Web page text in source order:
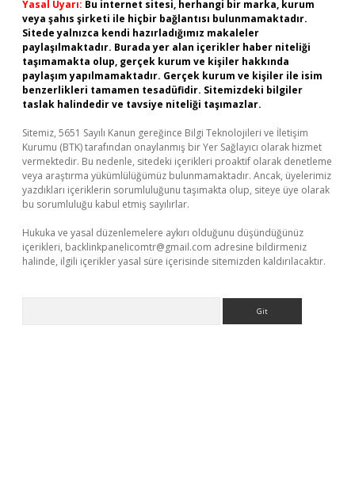
Yasal Uyarı: Bu internet sitesi, herhangi bir marka, kurum
veya şahıs şirketi ile hiçbir bağlantısı bulunmamaktadır.
Sitede yalnızca kendi hazırladığımız makaleler
paylaşılmaktadır. Burada yer alan içerikler haber niteliği
taşımamakta olup, gerçek kurum ve kişiler hakkında
paylaşım yapılmamaktadır. Gerçek kurum ve kişiler ile isim
benzerlikleri tamamen tesadüfidir. Sitemizdeki bilgiler
taslak halindedir ve tavsiye niteliği taşımazlar.
Sitemiz, 5651 Sayılı Kanun gereğince Bilgi Teknolojileri ve İletişim
Kurumu (BTK) tarafından onaylanmış bir Yer Sağlayıcı olarak hizmet
vermektedir. Bu nedenle, sitedeki içerikleri proaktif olarak denetleme
veya araştırma yükümlülüğümüz bulunmamaktadır. Ancak, üyelerimiz
yazdıkları içeriklerin sorumluluğunu taşımakta olup, siteye üye olarak
bu sorumluluğu kabul etmiş sayılırlar.
Hukuka ve yasal düzenlemelere aykırı olduğunu düşündüğünüz
içerikleri, backlinkpanelicomtr@gmail.com adresine bildirmeniz
halinde, ilgili içerikler yasal süre içerisinde sitemizden kaldırılacaktır.